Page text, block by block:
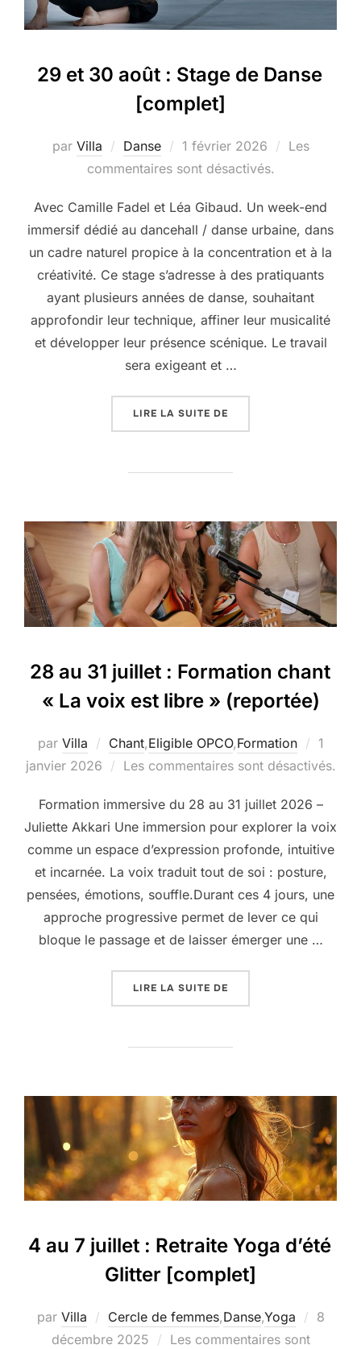
29 et 30 août : Stage de Danse
[complet]
par Villa Danse
Publié
le
1 février 2026
Les
commentaires sont désactivés.
Avec Camille Fadel et Léa Gibaud. Un week-end
immersif dédié au dancehall / danse urbaine, dans
un cadre naturel propice à la concentration et à la
créativité. Ce stage s’adresse à des pratiquants
ayant plusieurs années de danse, souhaitant
approfondir leur technique, affiner leur musicalité
et développer leur présence scénique. Le travail
sera exigeant et …
LIRE LA SUITE DE
28 au 31 juillet : Formation chant
« La voix est libre » (reportée)
par Villa Chant,Eligible OPCO,Formation
Publié
le
1
janvier 2026
Les commentaires sont désactivés.
Formation immersive du 28 au 31 juillet 2026 –
Juliette Akkari Une immersion pour explorer la voix
comme un espace d’expression profonde, intuitive
et incarnée. La voix traduit tout de soi : posture,
pensées, émotions, souffle.Durant ces 4 jours, une
approche progressive permet de lever ce qui
bloque le passage et de laisser émerger une …
LIRE LA SUITE DE
4 au 7 juillet : Retraite Yoga d’été
Glitter [complet]
par Villa Cercle de femmes,Danse,Yoga
Publié
8
décembre 2025
Les commentaires sont